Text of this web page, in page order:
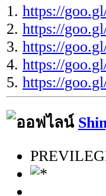
1. https://
2. https://
3. https://
4. https://
5. https://